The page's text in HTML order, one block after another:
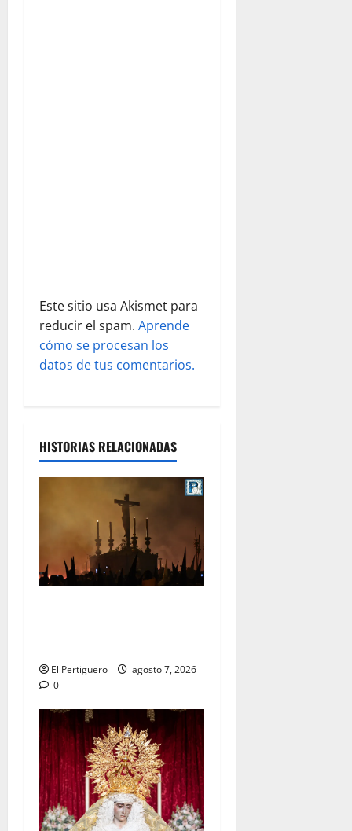
a
s
Este sitio usa Akismet para
reducir el spam. Aprende
cómo se procesan los
datos de tus comentarios.
HISTORIAS RELACIONADAS
El Pertiguero
agosto 7, 2026
0